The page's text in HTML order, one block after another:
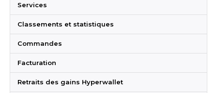
Services
Classements et statistiques
Commandes
Facturation
Retraits des gains Hyperwallet